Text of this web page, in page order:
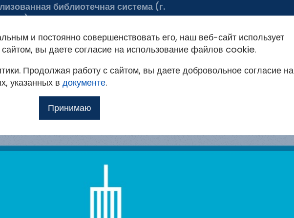
библиотечная система (г.
Ещё
и постоянно совершенствовать его, наш веб-сайт использует
вы даете согласие на использование файлов cookie.
Продолжая работу с сайтом, вы даете добровольное согласие на
указанных в документе.
Принимаю
на портале
доступ к методическим рекомендациям,
и другим полнотекстовым документам, а